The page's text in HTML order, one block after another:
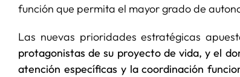
función que permita el mayor grado de
Las nuevas prioridades estratégicas
protagonistas de su proyecto de vida, y el
atención específicas y la coordinación